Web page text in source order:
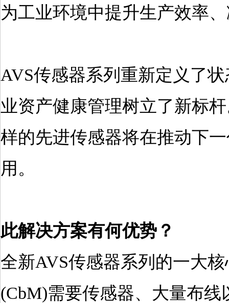
为工业环境中提升生产效率
AVS传感器系列重新定义了
业资产健康管理树立了新标
样的先进传感器将在推动下
用。
此解决方案有何优势？
全新AVS传感器系列的一大
(CbM)需要传感器、大量布